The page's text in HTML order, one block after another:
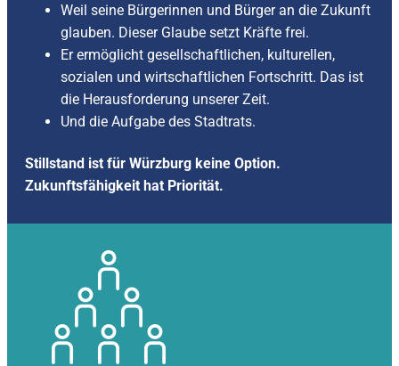
Weil seine Bürgerinnen und Bürger an die Zukunft
glauben. Dieser Glaube setzt Kräfte frei.
Er ermöglicht gesellschaftlichen, kulturellen,
sozialen und wirtschaftlichen Fortschritt. Das ist
die Herausforderung unserer Zeit.
Und die Aufgabe des Stadtrats.
Stillstand ist für Würzburg keine Option.
Zukunftsfähigkeit hat Priorität.